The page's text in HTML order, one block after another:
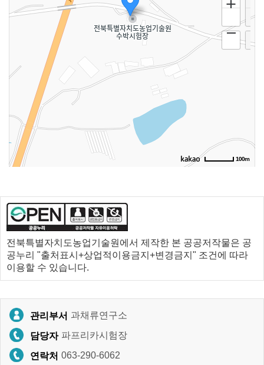
100m
전북특별자치도농업기술원에서 제작한 본 공공저작물은 공
공누리 "출처표시+상업적이용금지+변경금지" 조건에 따라
이용할 수 있습니다.
관리부서 과채류연구소
담당자 파프리카시험장
연락처 063-290-6062